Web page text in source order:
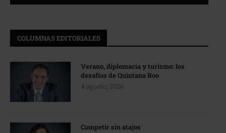
COLUMNAS EDITORIALES
Verano, diplomacia y turismo: los
desafíos de Quintana Roo
4 agosto, 2026
Competir sin atajos